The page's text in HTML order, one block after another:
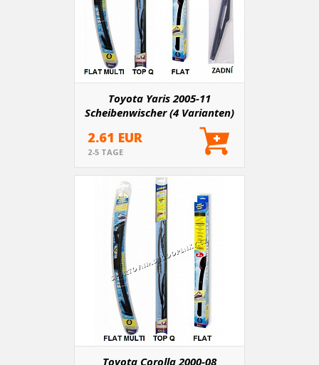
Toyota Yaris 2005-11
Scheibenwischer (4 Varianten)
2.61 EUR
2-5 TAGE
Toyota Corolla 2000-08